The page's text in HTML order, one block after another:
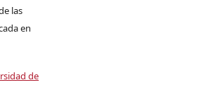
las
en
de